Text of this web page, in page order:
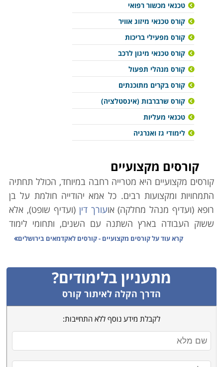
טכנאי מכשור רפואי
קורס טכנאי מיזוג אוויר
קורס מפעילי בריכות
קורס טכנאי מיגון לרכב
קורס מנהלי תפעול
קורס בקרים מתוכנתים
קורס שרברבות (אינסטלציה)
טכנאי מעליות
לימודי גז ואנרגיה
קורסים מקצועיים
קורסים מקצועיים היא מטרייה רחבה במיוחד, הכולל תחתיה
התמחויות ומקצועות רבים. כל אמא יהודייה חולמת על בן
רופא (ועדיף מנהל מחלקה) אועורך דין (ועדיף שופט), אלא
ששוק העבודה בארץ השתנה עם השנים, ותחומי לימוד
אקדמיים רבים אינם מבטיחים עבודה יציבה ופרנסה בענף.
כמו כן ירידת קרנם (הבלתי-מוצדקת) של בתי הספר
המלמדים קורסים מקצועיים גרמה למחסור משמעותי במשק
בידיים עובדות ומיומנות בענפים שונים.
משרד הכלכלה הוא הגורם הממלכתי אשר מנסה לסייע
באיזון הנדרש, וגורמי המחקר הממונים בו פרסמו טבלה
זו אשר מנתחת את המקצועות השונים בהתאם לצרכי השוק,
הביקוש לעובדים והשכר על פי מקצועות. הנתונים בה
מצביעים במובהק על מגמות אשר ממילא מדובר בהן רבות.
קרא עוד עלקורסים מקצועיים - קורסים לאקדמאים בירושלים
מתעניין בלימודים?
הדרך הקלה לאיתור קורס
לקבלת מידע נוסף ללא התחייבות: